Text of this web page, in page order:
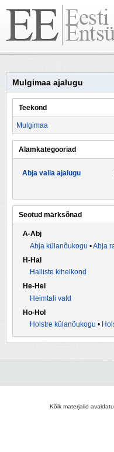
Mulgimaa ajalugu
Teekond
Mulgimaa
Alamkategooriad
Abja valla ajalugu
Seotud märksõnad
A-Abj
Abja külanõukogu •Abja
H-Hal
Halliste kihelkond
He-Hei
Heimtali vald
Ho-Hol
Holstre külanõukogu •
Kõik materjalid